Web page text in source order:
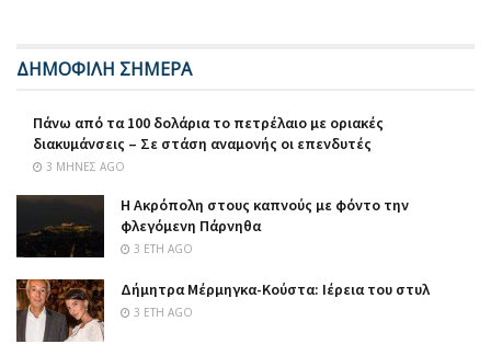
ΔΗΜΟΦΙΛΗ ΣΗΜΕΡΑ
Πάνω από τα 100 δολάρια το πετρέλαιο με οριακές
διακυμάνσεις – Σε στάση αναμονής οι επενδυτές
3 ΜΉΝΕΣ AGO
Η Ακρόπολη στους καπνούς με φόντο την
φλεγόμενη Πάρνηθα
3 ΈΤΗ AGO
Δήμητρα Μέρμηγκα-Κούστα: Ιέρεια του στυλ
3 ΈΤΗ AGO